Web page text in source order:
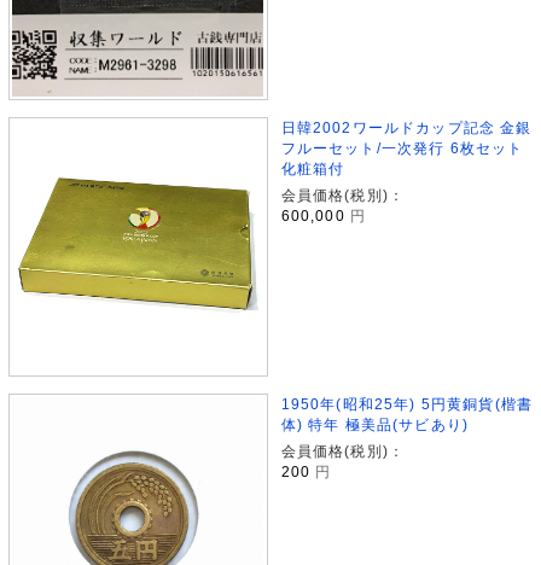
日韓2002ワールドカップ記念 金銀
フルーセット/一次発行 6枚セット
化粧箱付
会員価格(税別)：
600,000 円
1950年(昭和25年) 5円黄銅貨(楷書
体) 特年 極美品(サビあり)
会員価格(税別)：
200 円